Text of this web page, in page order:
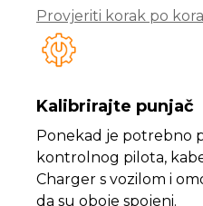
Provjeriti korak po
Kalibrirajte punjač
Ponekad je potrebno
kontrolnog pilota,
Charger s vozilom i
da su oboje spojeni.